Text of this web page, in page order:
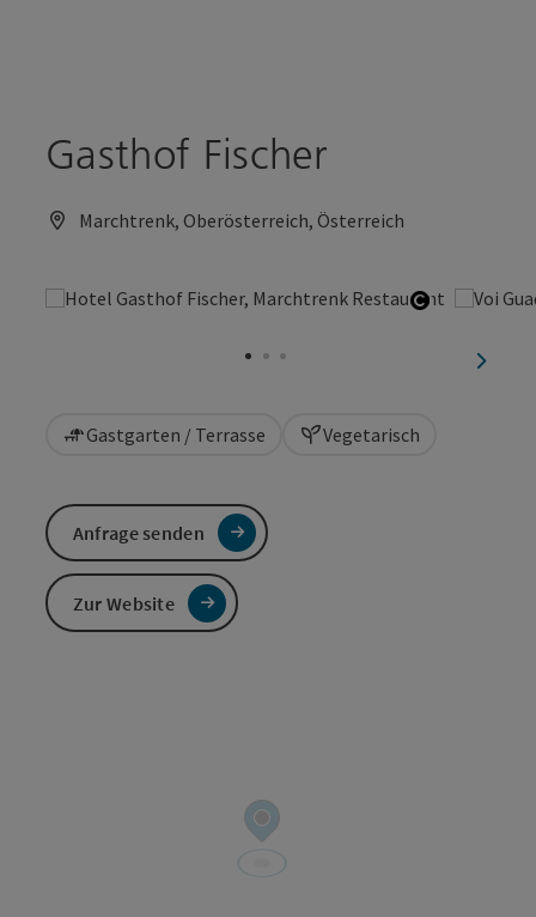
Gasthof Fischer
Marchtrenk, Oberösterreich, Österreich
Gastgarten / Terrasse Vegetarisch
Anfrage senden
Zur Website